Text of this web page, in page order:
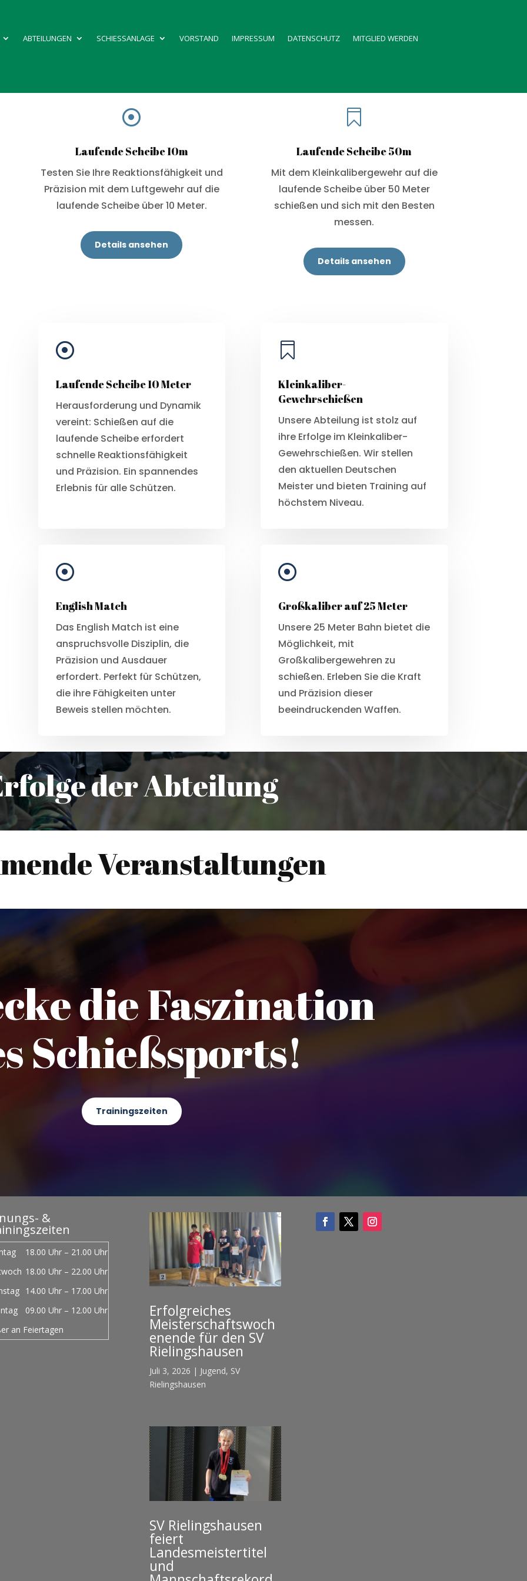
ABTEILUNGEN SCHIESSANLAGE VORSTAND IMPRESSUM DATENSCHUTZ MITGLIED WERDEN

Laufende Scheibe 10m
Testen Sie Ihre Reaktionsfähigkeit und
Präzision mit dem Luftgewehr auf die
laufende Scheibe über 10 Meter.
Details ansehen

Laufende Scheibe 50m
Mit dem Kleinkalibergewehr auf die
laufende Scheibe über 50 Meter
schießen und sich mit den Besten
messen.
Details ansehen

Laufende Scheibe 10 Meter
Herausforderung und Dynamik
vereint: Schießen auf die
laufende Scheibe erfordert
schnelle Reaktionsfähigkeit
und Präzision. Ein spannendes
Erlebnis für alle Schützen.

Kleinkaliber-
Gewehrschießen
Unsere Abteilung ist stolz auf
ihre Erfolge im Kleinkaliber-
Gewehrschießen. Wir stellen
den aktuellen Deutschen
Meister und bieten Training auf
höchstem Niveau.

English Match
Das English Match ist eine
anspruchsvolle Disziplin, die
Präzision und Ausdauer
erfordert. Perfekt für Schützen,
die ihre Fähigkeiten unter
Beweis stellen möchten.

Großkaliber auf 25 Meter
Unsere 25 Meter Bahn bietet die
Möglichkeit, mit
Großkalibergewehren zu
schießen. Erleben Sie die Kraft
und Präzision dieser
beeindruckenden Waffen.
der Abteilung
Veranstaltungen
die Faszination
Schießsports!
Trainingszeiten
&
18.00 Uhr – 21.00 Uhr
18.00 Uhr – 22.00 Uhr
14.00 Uhr – 17.00 Uhr
09.00 Uhr – 12.00 Uhr
an Feiertagen
Erfolgreiches
Meisterschaftswoch
enende für den SV
Rielingshausen
Juli 3, 2026 | Jugend, SV
Rielingshausen
SV Rielingshausen
feiert
Landesmeistertitel
und